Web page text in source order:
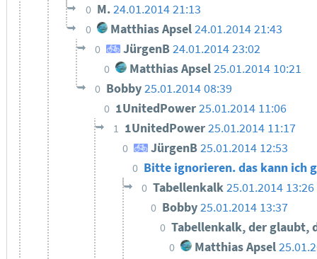
0 M.24.01.2014 21:13
0 Matthias Apsel24.01.2014 21:43
0 JürgenB24.01.2014 23:02
0 Matthias Apsel25.01.2014 10:21
0 Bobby25.01.2014 08:39
0 1UnitedPower25.01.2014 11:06
1 1UnitedPower25.01.2014 11:17
0 JürgenB25.01.2014 12:53
0 Bitte ignorieren. das kann ich
0 Tabellenkalk25.01.2014 13:26
0 Bobby25.01.2014 13:37
0 Tabellenkalk, der glaubt,
0 Matthias Apsel